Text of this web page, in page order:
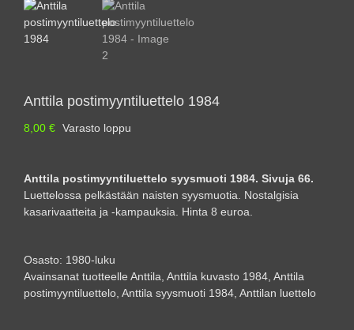
Anttila postimyyntiluettelo 1984
8,00 € Varasto loppu
Anttila postimyyntiluettelo syysmuoti 1984. Sivuja 66.
Luettelossa pelkästään naisten syysmuotia. Nostalgisia
kasarivaatteita ja -kampauksia. Hinta 8 euroa.
Osasto: 1980-luku
Avainsanat tuotteelle Anttila, Anttila kuvasto 1984, Anttila
postimyyntiluettelo, Anttila syysmuoti 1984, Anttilan luettelo